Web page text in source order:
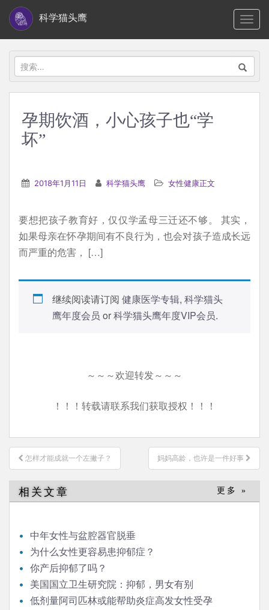
i
科学猫头鹰
搜
索：
孕期饮酒，小心孩子也“学
坏”
2018年1月11日 科学猫头鹰 女性健康正文
要想把孩子教育好，仅仅学孟母三迁还不够。 其实，
如果母亲在怀孕期间有不良行为，也会对孩子造成长远
而严重的危害， […]
继续阅读请订阅 健康医学专辑, 科学猫头
鹰年度会员 or科学猫头鹰年度VIP会员.
～～～欢迎转发～～～
！！！转载请联系我们获取授权！！！
文
章
导
航
怎样才能成就一个左撇子？ 妈妈高龄，也许是一件好事
相关文章 更多 »
中年女性与盆腔器官脱垂
为什么女性更容易患抑郁症？
你产后抑郁了吗？
美国国立卫生研究院：抑郁，男女有别
低剂量阿司匹林或能帮助炎症高发女性受孕